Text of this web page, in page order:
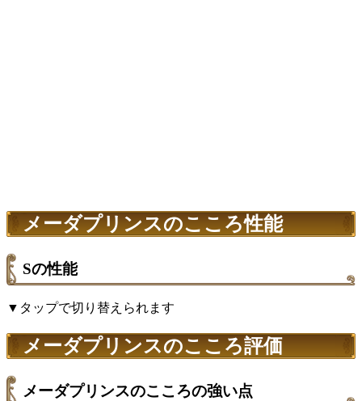
メーダプリンスのこころ性能
Sの性能
▼タップで切り替えられます
メーダプリンスのこころ評価
メーダプリンスのこころの強い点